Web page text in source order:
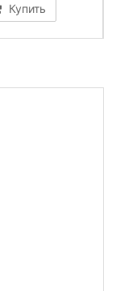
Купить